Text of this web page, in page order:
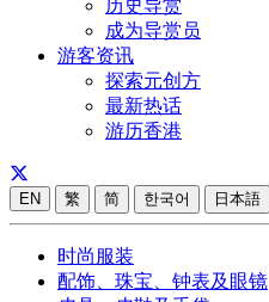
历史导赏
成为导赏员
游客资讯
探索元创方
最新热话
游历香港
EN 繁 简 한국어 日本語
时尚服装
配饰、珠宝、钟表及眼镜